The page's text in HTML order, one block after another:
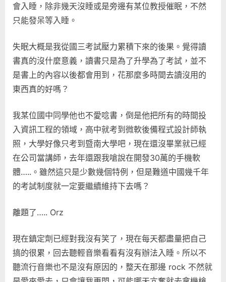
會入睡，除非幾天沒睡或是旁邊有某位教授催眠，不然
只能發呆等入睡。
失眠大概是我從國三考試壓力累積下來的後果。覺得讀
書真的沒什麼意義，讀書只是為了升學為了考試，並不
是書上的內容以後都會用到，花那麼多時間去讀沒用的
東西真的好嗎？
我某位國中同學他也不愛唸書，倒是他把所有的時間投
入資訊工程的領域，高中就考到微軟後備程式設計師執
照，大學好像只考到暨南大學吧，現在還沒畢業就已經
在公司當講師，去年還跟我嗆說在開發30萬的手機軟
體…..。雖然這只是少數幾個特例，但是難道中國幾千年
的考試制度就一定要繼續維持下去嗎？
離題了….. Orz
現在鎮定劑已經對我沒有笑了，現在每天都盡量把自己
搞的很累，回去聽輕音樂看看有沒有辦法入睡。所以不
聽流行音樂也不是沒有原因的，整天在那邊 rock 不然就